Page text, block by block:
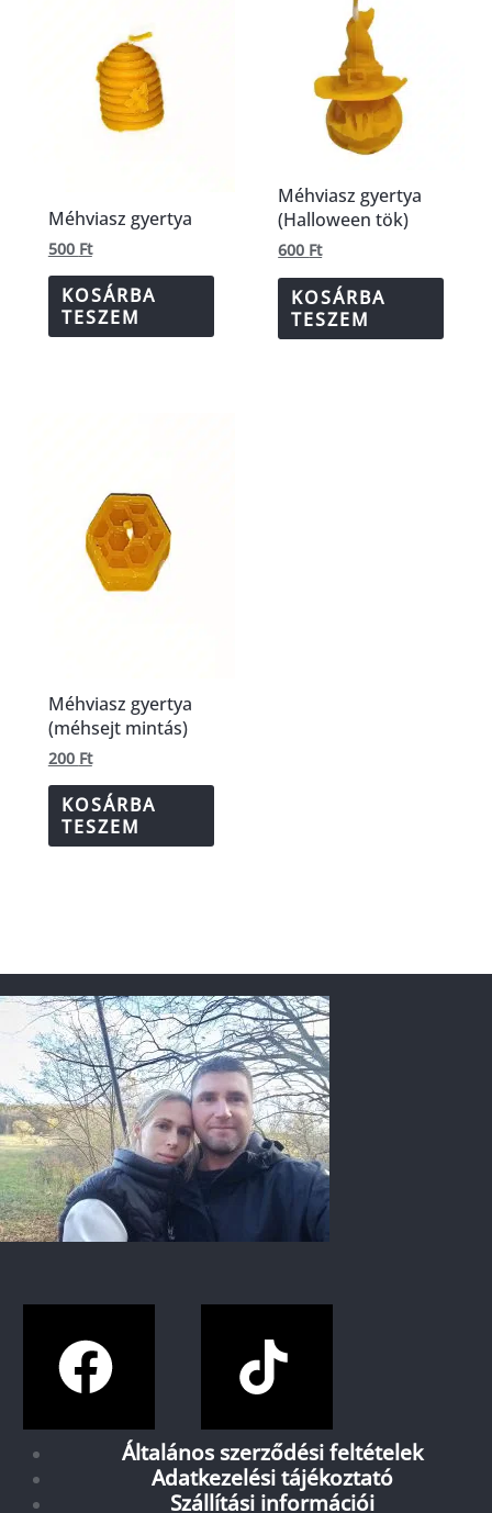
Méhviasz gyertya
500 Ft
KOSÁRBA
TESZEM
Méhviasz gyertya
(Halloween tök)
600 Ft
KOSÁRBA
TESZEM
Méhviasz gyertya
(méhsejt mintás)
200 Ft
KOSÁRBA
TESZEM
Általános szerződési feltételek
Adatkezelési tájékoztató
Szállítási információi